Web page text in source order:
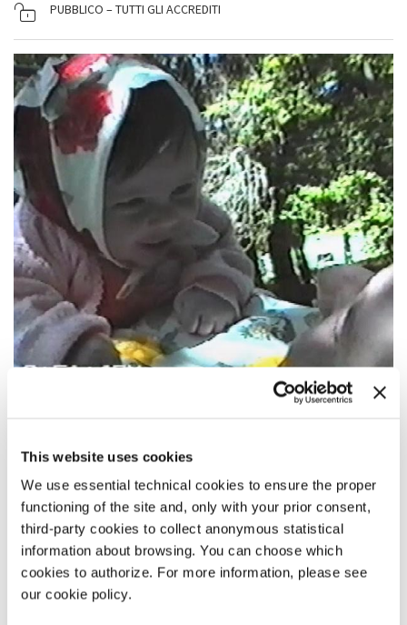
This website uses cookies
We use essential technical cookies to ensure the proper
functioning of the site and, only with your prior consent,
third-party cookies to collect anonymous statistical
information about browsing. You can choose which
cookies to authorize. For more information, please see
our cookie policy.
PUBBLICO – TUTTI GLI ACCREDITI
14:00
SUPEREROI SENZA SUPERPOTERI
Orizzonti Cortometraggi
LEGGI TUTTO
CINEMA
SALA GIARDINO